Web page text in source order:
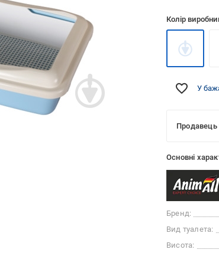
Колір
У
Продавець
Основні
Бренд:
Вид туалета:
Висота: